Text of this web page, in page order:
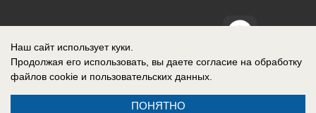
СМИ Блокнот Ставрополь зарегистрировано Федеральной службой по
надзору в сфере связи, информационных технологий и массовых
Эл № ФС77-76032 от 12 июля 2019 г. (Первоначальное свидетельство
Наш сайт использует куки.
Продолжая его использовать, вы даете согласие на обработку
файлов cookie и пользовательских данных.
ПОНЯТНО